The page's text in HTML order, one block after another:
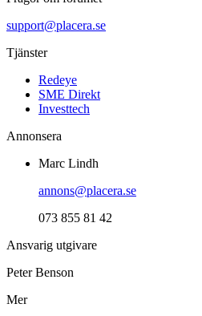
support@placera.se
Tjänster
Redeye
SME Direkt
Investtech
Annonsera
Marc Lindh
annons@placera.se
073 855 81 42
Ansvarig utgivare
Peter Benson
Mer